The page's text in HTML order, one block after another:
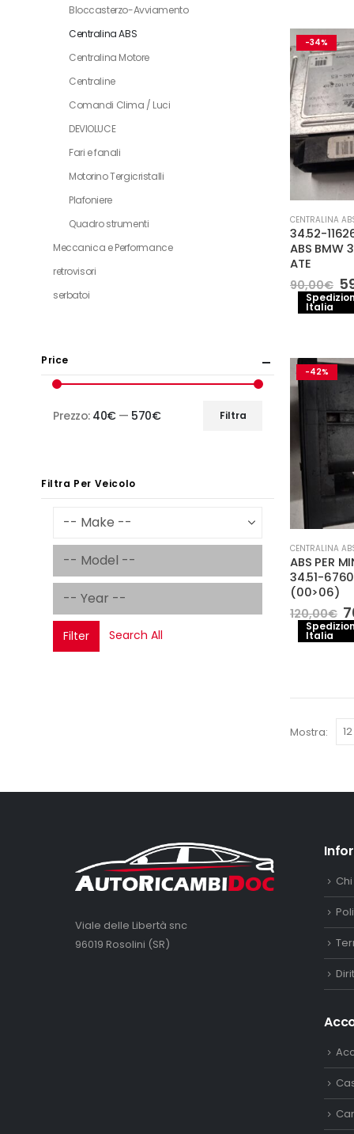
-34%
CENTRALINA
34.52-
ABS BMW
ATE
90,00€ Il
Italia
-42%
CENTRALINA
ABS PER
34.51-
(00>06)
120,00€ Il
Italia
Mostra:
Bloccasterzo-Avviamento
Centralina ABS
Centralina Motore
Centraline
Comandi Clima / Luci
DEVIOLUCE
Fari e fanali
Motorino Tergicristalli
Plafoniere
Quadro strumenti
Meccanica e Performance
retrovisori
serbatoi
Price
Filtra
Prezzo: 40€— 570€
Filtra Per Veicolo
Filter Search All
Viale delle Libertà snc
96019 Rosolini (SR)